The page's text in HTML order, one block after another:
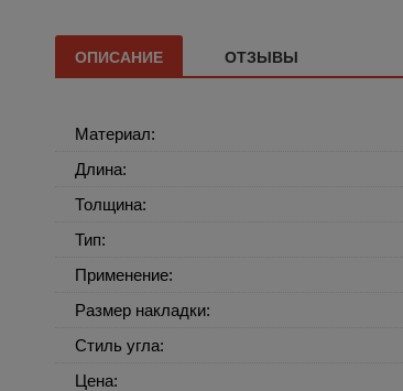
ОПИСАНИЕ ОТЗЫВЫ
Материал:
Длина:
Толщина:
Тип:
Применение:
Размер накладки:
Стиль угла:
Цена: